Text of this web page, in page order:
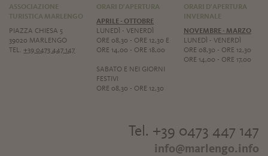
ASSOCIAZIONE
TURISTICA MARLENGO
PIAZZA CHIESA 5
39020 MARLENGO
TEL.+39 0473 447 147
ORARI D'APERTURA
APRILE - OTTOBRE
LUNEDÌ - VENERDÌ
ORE 08,30 - ORE 12,30 E
ORE 14,00 - ORE 18,00
SABATO E NEI GIORNI
FESTIVI
ORE 08,30 - ORE 12,30
ORARI D'APERTURA
INVERNALE
NOVEMBRE - MARZO
LUNEDÌ - VENERDÌ
ORE 08,30 - ORE 12,30
ORE 14,00 - ORE 17,00
Tel. +39 0473 447 147
info@marlengo.info